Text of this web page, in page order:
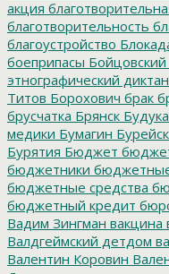
акция
благотворительность
благоустройство
боеприпасы Бойцовский
этнографический
Титов Борохович брак
брусчатка Брянск
медики Бумагин
Бурятия Бюджет
бюджетники
бюджетные средства
бюджетный кредит
Вадим Зингман вакцина
Валдгеймский детдом
Валентин Коровин